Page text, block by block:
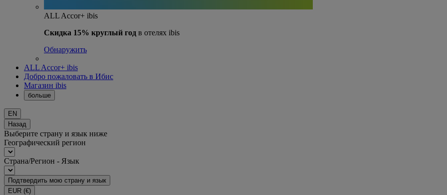
ALL Accor+ ibis
Скидка 15% круглый год в отелях ibis
Обнаружить
ALL Accor+ ibis
Добро пожаловать в Ибис
Магазин ibis
больше
EN
Назад
Выберите страну и язык ниже
Географический регион
Страна/Регион - Язык
Подтвердить мою страну и язык
EUR (€)